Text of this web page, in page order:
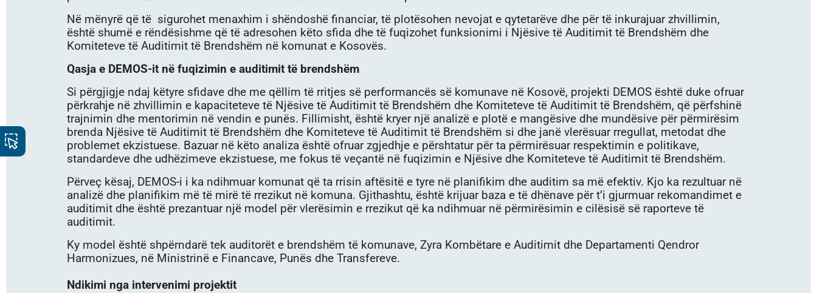
Në mënyrë që të sigurohet menaxhim i shëndoshë financiar, të plotësohen nevojat e qytetarëve dhe për të inkurajuar zhvillimin,
është shumë e rëndësishme që të adresohen këto sfida dhe të fuqizohet funksionimi i Njësive të Auditimit të Brendshëm dhe
Komiteteve të Auditimit të Brendshëm në komunat e Kosovës.
Qasja e DEMOS-it në fuqizimin e auditimit të brendshëm
Si përgjigje ndaj këtyre sfidave dhe me qëllim të rritjes së performancës së komunave në Kosovë, projekti DEMOS është duke ofruar
përkrahje në zhvillimin e kapaciteteve të Njësive të Auditimit të Brendshëm dhe Komiteteve të Auditimit të Brendshëm, që përfshinë
trajnimin dhe mentorimin në vendin e punës. Fillimisht, është kryer një analizë e plotë e mangësive dhe mundësive për përmirësim
brenda Njësive të Auditimit të Brendshëm dhe Komiteteve të Auditimit të Brendshëm si dhe janë vlerësuar rregullat, metodat dhe
problemet ekzistuese. Bazuar në këto analiza është ofruar zgjedhje e përshtatur për ta përmirësuar respektimin e politikave,
standardeve dhe udhëzimeve ekzistuese, me fokus të veçantë në fuqizimin e Njësive dhe Komiteteve të Auditimit të Brendshëm.
Përveç kësaj, DEMOS-i i ka ndihmuar komunat që ta rrisin aftësitë e tyre në planifikim dhe auditim sa më efektiv. Kjo ka rezultuar në
analizë dhe planifikim më të mirë të rrezikut në komuna. Gjithashtu, është krijuar baza e të dhënave për t’i gjurmuar rekomandimet e
auditimit dhe është prezantuar një model për vlerësimin e rrezikut që ka ndihmuar në përmirësimin e cilësisë së raporteve të
auditimit.
Ky model është shpërndarë tek auditorët e brendshëm të komunave, Zyra Kombëtare e Auditimit dhe Departamenti Qendror
Harmonizues, në Ministrinë e Financave, Punës dhe Transfereve.
Ndikimi nga intervenimi projektit